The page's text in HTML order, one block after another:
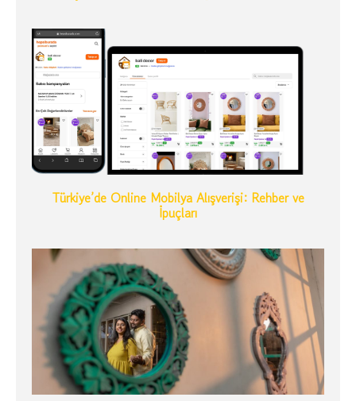
Türkiye’de Online Mobilya Alışverişi: Rehber ve
İpuçları